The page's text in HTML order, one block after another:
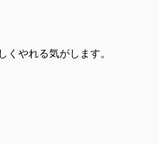
やれる気がします。